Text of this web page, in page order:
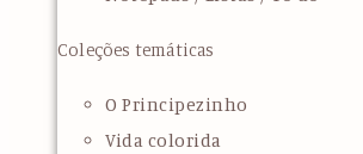
Coleções temáticas
O Principezinho
Vida colorida